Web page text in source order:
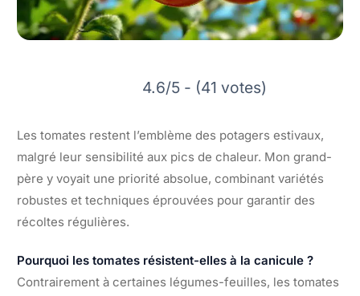
4.6/5 - (41 votes)
Les tomates restent l’emblème des potagers estivaux,
malgré leur sensibilité aux pics de chaleur. Mon grand-
père y voyait une priorité absolue, combinant variétés
robustes et techniques éprouvées pour garantir des
récoltes régulières.
Pourquoi les tomates résistent-elles à la canicule ?
Contrairement à certaines légumes-feuilles, les tomates